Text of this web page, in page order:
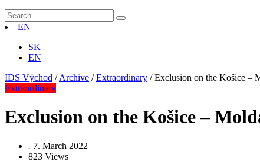
EN
SK
EN
IDS Východ /Archive /Extraordinary /Exclusion on the Košice –
Extraordinary
Exclusion on the Košice –
. 7. March 2022
823 Views